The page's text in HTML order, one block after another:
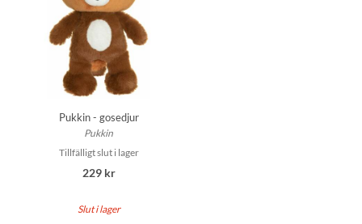
Pukkin - gosedjur
Pukkin
Tillfälligt slut i lager
229 kr
Slut i lager